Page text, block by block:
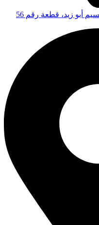
دمياط: أول طريق بورسعيد، تقسيم أبو زيد، قطعة رقم 56